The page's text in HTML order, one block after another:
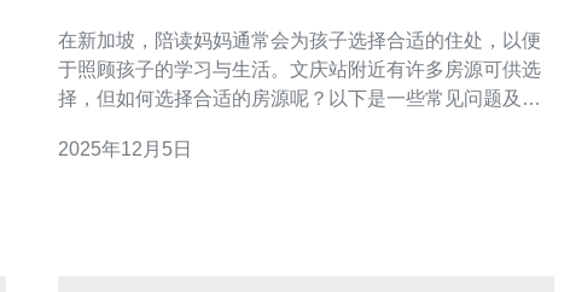
在新加坡，陪读妈妈通常会为孩子选择合适的住处，以便
于照顾孩子的学习与生活。文庆站附近有许多房源可供选
择，但如何选择合适的房源呢？以下是一些常见问题及其
您可以找到多种类型的房源，包括公寓、组屋和独立屋。
2025年12月5日